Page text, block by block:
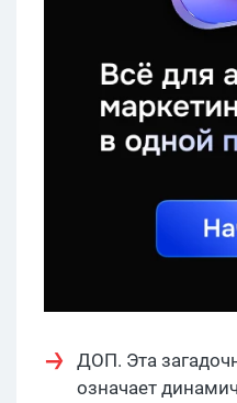
ДОП. Эта
означает